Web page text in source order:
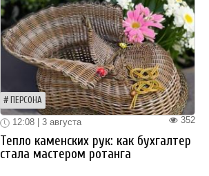
ПЕРСОНА
352
12:08 | 3 августа
Тепло каменских рук: как бухгалтер
стала мастером ротанга